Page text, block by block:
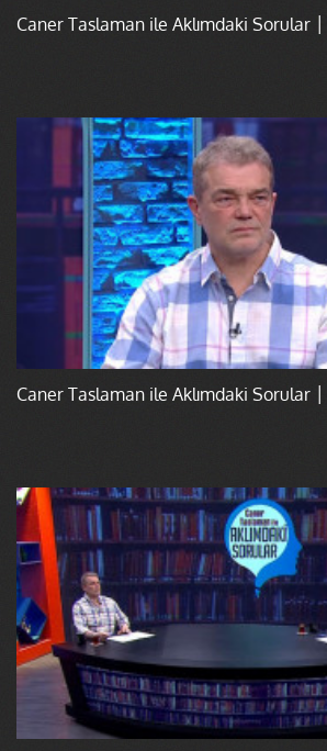
Caner Taslaman ile Aklımdaki Sorular
Caner Taslaman ile Aklımdaki Sorular